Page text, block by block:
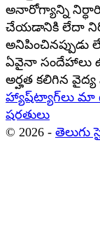
అనారోగ్యాన్ని
చేయడానికి లేదా
అనిపించినప్పుడు
ఏవైనా సందేహాలు
అర్హత కలిగిన వైద్య
హ్యాష్‌ట్యాగ్‌లు మా
షరతులు
© 2026 - తెలుగు